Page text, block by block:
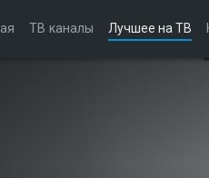
ТВ каналы Лучшее на ТВ